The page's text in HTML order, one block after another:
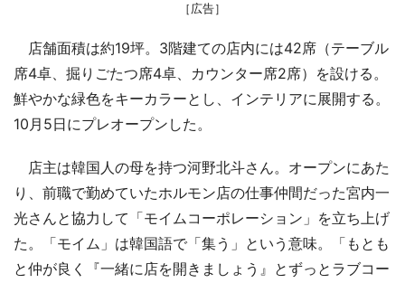
［広告］
店舗面積は約19坪。3階建ての店内には42席（テーブル
席4卓、掘りごたつ席4卓、カウンター席2席）を設ける。
鮮やかな緑色をキーカラーとし、インテリアに展開する。
10月5日にプレオープンした。
店主は韓国人の母を持つ河野北斗さん。オープンにあた
り、前職で勤めていたホルモン店の仕事仲間だった宮内一
光さんと協力して「モイムコーポレーション」を立ち上げ
た。「モイム」は韓国語で「集う」という意味。「もとも
と仲が良く『一緒に店を開きましょう』とずっとラブコー